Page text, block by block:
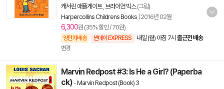
캐서린 애플게이트, 브라이언 빅스(그림)
Harpercollins Childrens Books 2016년 02월
6,300원 (35% 할인 / 70원)
양탄자배송 썬데이 EXPRESS 내일 (월) 아침 7시 출근전 배송
변경
Marvin Redpost #3: Is He a Girl? (Paperba
ck) -Marvin Redpost (Book) 3